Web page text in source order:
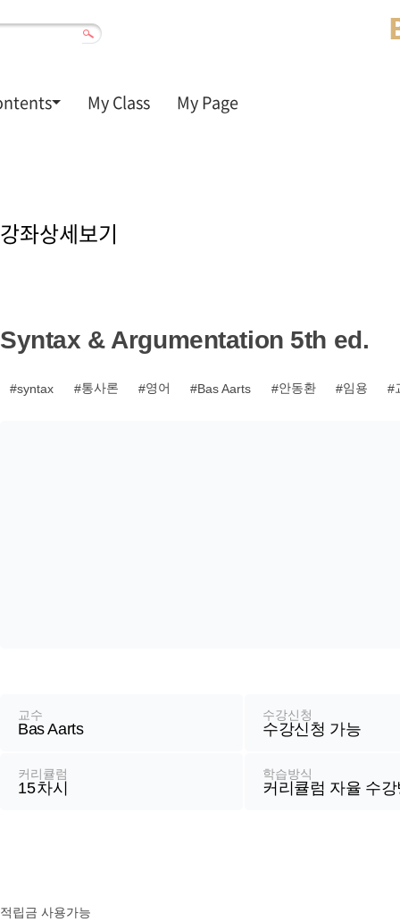
My Class My Page
좌
상
강좌상세보기
Syntax & Argumentation 5th ed.
syntax 통사론 영어 Bas Aarts 안동환 임용
교수
Bas Aarts
수강신청
수강신청 가능
커리큘럼
15차시
학습방식
커리큘럼 자율 수
적립금 사용가능